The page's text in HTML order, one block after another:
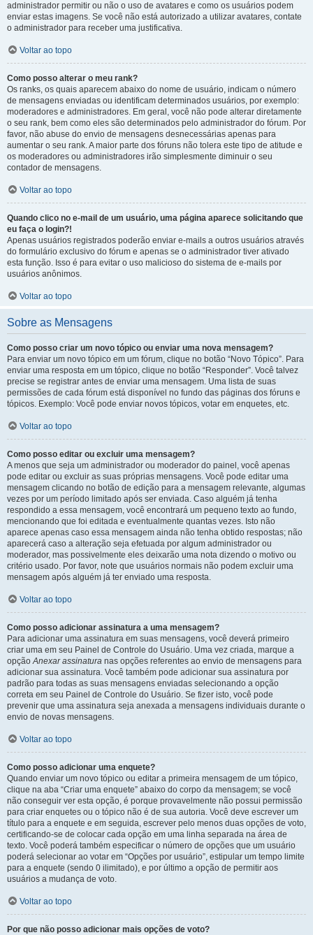
administrador permitir ou não o uso de avatares e como os usuários podem
enviar estas imagens. Se você não está autorizado a utilizar avatares, contate
o administrador para receber uma justificativa.
Voltar ao topo
Como posso alterar o meu rank?
Os ranks, os quais aparecem abaixo do nome de usuário, indicam o número
de mensagens enviadas ou identificam determinados usuários, por exemplo:
moderadores e administradores. Em geral, você não pode alterar diretamente
o seu rank, bem como eles são determinados pelo administrador do fórum. Por
favor, não abuse do envio de mensagens desnecessárias apenas para
aumentar o seu rank. A maior parte dos fóruns não tolera este tipo de atitude e
os moderadores ou administradores irão simplesmente diminuir o seu
contador de mensagens.
Voltar ao topo
Quando clico no e-mail de um usuário, uma página aparece solicitando que
eu faça o login?!
Apenas usuários registrados poderão enviar e-mails a outros usuários através
do formulário exclusivo do fórum e apenas se o administrador tiver ativado
esta função. Isso é para evitar o uso malicioso do sistema de e-mails por
usuários anônimos.
Voltar ao topo
Sobre as Mensagens
Como posso criar um novo tópico ou enviar uma nova mensagem?
Para enviar um novo tópico em um fórum, clique no botão “Novo Tópico”. Para
enviar uma resposta em um tópico, clique no botão “Responder”. Você talvez
precise se registrar antes de enviar uma mensagem. Uma lista de suas
permissões de cada fórum está disponível no fundo das páginas dos fóruns e
tópicos. Exemplo: Você pode enviar novos tópicos, votar em enquetes, etc.
Voltar ao topo
Como posso editar ou excluir uma mensagem?
A menos que seja um administrador ou moderador do painel, você apenas
pode editar ou excluir as suas próprias mensagens. Você pode editar uma
mensagem clicando no botão de edição para a mensagem relevante, algumas
vezes por um período limitado após ser enviada. Caso alguém já tenha
respondido a essa mensagem, você encontrará um pequeno texto ao fundo,
mencionando que foi editada e eventualmente quantas vezes. Isto não
aparece apenas caso essa mensagem ainda não tenha obtido respostas; não
aparecerá caso a alteração seja efetuada por algum administrador ou
moderador, mas possivelmente eles deixarão uma nota dizendo o motivo ou
critério usado. Por favor, note que usuários normais não podem excluir uma
mensagem após alguém já ter enviado uma resposta.
Voltar ao topo
Como posso adicionar assinatura a uma mensagem?
Para adicionar uma assinatura em suas mensagens, você deverá primeiro
criar uma em seu Painel de Controle do Usuário. Uma vez criada, marque a
opçãoAnexar assinatura nas opções referentes ao envio de mensagens para
adicionar sua assinatura. Você também pode adicionar sua assinatura por
padrão para todas as suas mensagens enviadas selecionando a opção
correta em seu Painel de Controle do Usuário. Se fizer isto, você pode
prevenir que uma assinatura seja anexada a mensagens individuais durante o
envio de novas mensagens.
Voltar ao topo
Como posso adicionar uma enquete?
Quando enviar um novo tópico ou editar a primeira mensagem de um tópico,
clique na aba “Criar uma enquete” abaixo do corpo da mensagem; se você
não conseguir ver esta opção, é porque provavelmente não possui permissão
para criar enquetes ou o tópico não é de sua autoria. Você deve escrever um
título para a enquete e em seguida, escrever pelo menos duas opções de voto,
certificando-se de colocar cada opção em uma linha separada na área de
texto. Você poderá também especificar o número de opções que um usuário
poderá selecionar ao votar em “Opções por usuário”, estipular um tempo limite
para a enquete (sendo 0 ilimitado), e por último a opção de permitir aos
usuários a mudança de voto.
Voltar ao topo
Por que não posso adicionar mais opções de voto?